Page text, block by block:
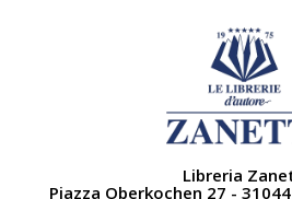
Libreria
Piazza Oberkochen 27 -